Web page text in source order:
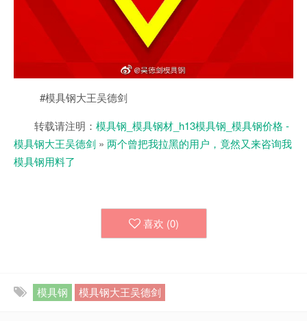
#模具钢大王吴德剑
转载请注明： 模具钢_模具钢材_h13模具钢_模具钢价格 -
模具钢大王吴德剑 » 两个曾把我拉黑的用户，竟然又来咨询我
模具钢用料了
喜欢 (0)
模具钢 模具钢大王吴德剑